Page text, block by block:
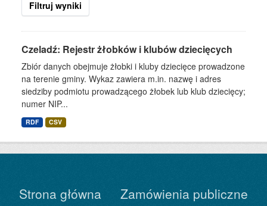
Filtruj wyniki
Czeladź: Rejestr żłobków i klubów dziecięcych
Zbiór danych obejmuje żłobki i kluby dziecięce prowadzone
na terenie gminy. Wykaz zawiera m.in. nazwę i adres
siedziby podmiotu prowadzącego żłobek lub klub dziecięcy;
numer NIP...
RDF CSV
Strona główna Zamówienia publiczne